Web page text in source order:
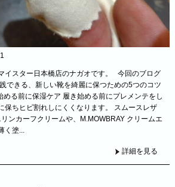
イスター日本橋店のナガオです。 今回のブログ
できる、新しい靴を綺麗に保つための5つのコツ
る前に保湿ケア 履き始める前にプレメンテをし
保ちヒビ割れしにくくなります。 スムースレザ
ンカーフクリームや、M.MOWBRAY クリームエ
塗...
詳細を見る